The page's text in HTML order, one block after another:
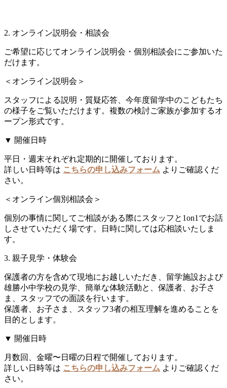
2. オンライン説明会・相談会
ご希望に応じてオンライン説明会・個別相談会にご参加いた
だけます。
＜オンライン説明会＞
スタッフによる説明・質疑応答、今年度留学中のこどもたち
の様子をご覧いただけます。複数の検討ご家族が参加するオ
ープン形式です。
▼ 開催日時
平日・週末それぞれ定期的に開催しております。
詳しい日時等は こちらの申し込みフォーム よりご確認くだ
さい。
＜オンライン個別相談会＞
個別の事情に関してご相談がある際にスタッフと1on1でお話
しさせていただく場です。日時に関しては応相談いたしま
す。
3. 親子見学・体験会
保護者の方を含めて現地にお越しいただき、留学施設および
雄勝小中学校の見学、簡単な体験活動と、保護者、お子さ
ま、スタッフでの面談を行います。
保護者、お子さま、スタッフ3者の相互理解を進めることを
目的とします。
▼ 開催日時
月数回、金曜〜日曜の日程で開催しております。
詳しい日時等は こちらの申し込みフォーム よりご確認くだ
さい。